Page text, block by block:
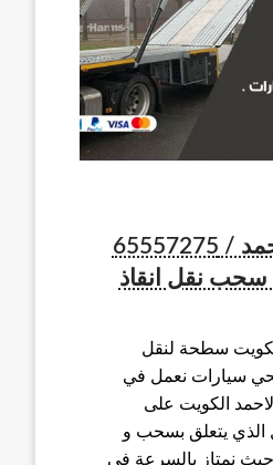
ونش مدينة صباح الاحمد / 65557275
نقل انقاذ
سطحة لنقل
سيارات نعمل في
الكويت على
الذي يتعلق بسحب و
نمتاز بالسرعة في